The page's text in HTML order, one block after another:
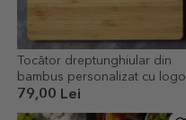
Tocător dreptunghiular din
bambus personalizat cu logo
79,00 Lei